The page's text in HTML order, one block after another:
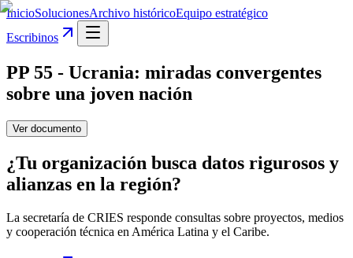
InicioSolucionesArchivo históricoEquipo estratégico
Escribinos
PP 55 - Ucrania: miradas convergentes
sobre una joven nación
Ver documento
¿Tu organización busca datos rigurosos y
alianzas en la región?
La secretaría de CRIES responde consultas sobre proyectos, medios
y cooperación técnica en América Latina y el Caribe.